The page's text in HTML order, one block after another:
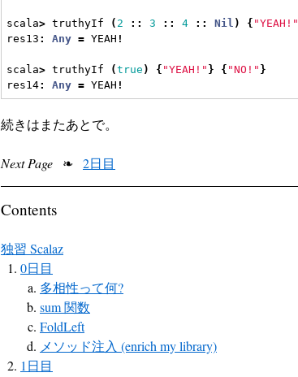
scala> truthyIf ( 2 :: 3 :: 4 :: Nil ) { "YEAH!"
res13 : Any = YEAH !
scala> truthyIf (true ) { "YEAH!" } { "NO!" }
res14: Any = YEAH !
続きはまたあとで。
Next Page ❧ 2日目
Contents
独習 Scalaz
0日目
多相性って何?
sum 関数
FoldLeft
メソッド注入 (enrich my library)
1日目